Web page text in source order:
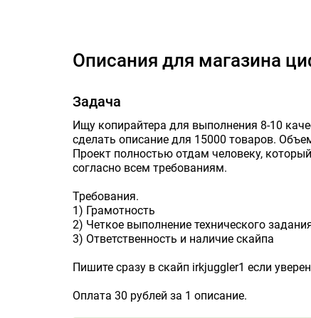
Описания для магазина
Задача
Ищу копирайтера для выполнения 8-10
сделать описание для 15000 товаров.
Проект полностью отдам человеку,
согласно всем требованиям.
Требования.
1) Грамотность
2) Четкое выполнение технического
3) Ответственность и наличие скайпа
Пишите сразу в скайп irkjuggler1 если
Оплата 30 рублей за 1 описание.